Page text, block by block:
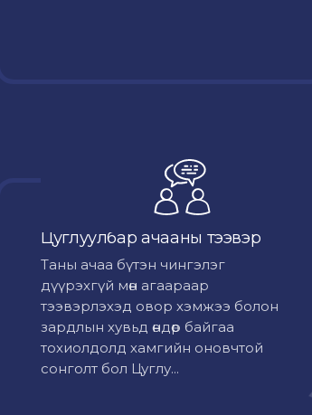
Цуглуулбар ачааны тээвэр
Таны ачаа бүтэн чингэлэг
дүүрэхгүй мөн агаараар
тээвэрлэхэд овор хэмжээ болон
зардлын хувьд өндөр байгаа
тохиолдолд хамгийн оновчтой
сонголт бол Цуглу...